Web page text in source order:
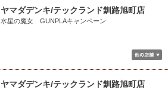
ヤマダデンキ/テックランド釧路旭町店
水星の魔女 GUNPLAキャンペーン
ヤマダデンキ/テックランド釧路旭町店